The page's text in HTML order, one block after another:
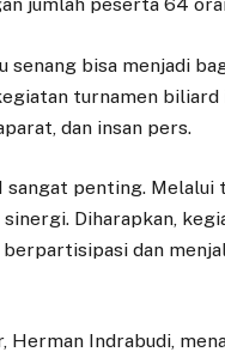
jumlah peserta 64
senang bisa menjadi
turnamen
dan insan pers.
sangat penting.
Diharapkan,
dan
Indrabudi,